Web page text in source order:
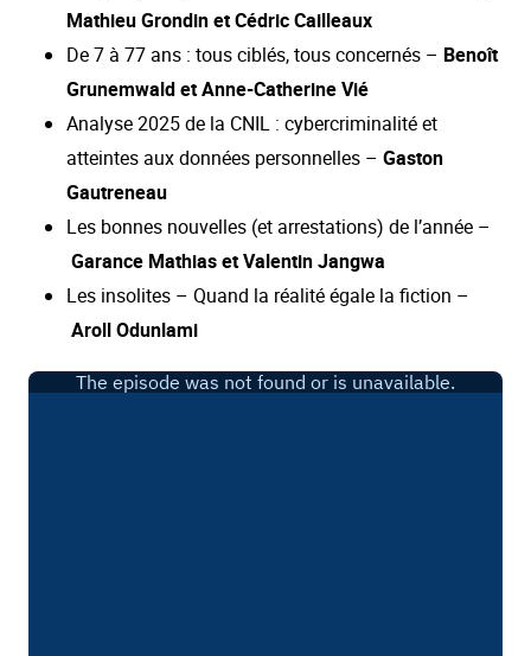
Mathieu Grondin et Cédric Cailleaux
De 7 à 77 ans : tous ciblés, tous concernés – Benoît
Grunemwald et Anne-Catherine Vié
Analyse 2025 de la CNIL : cybercriminalité et
atteintes aux données personnelles – Gaston
Gautreneau
Les bonnes nouvelles (et arrestations) de l’année –
Garance Mathias etValentin Jangwa
Les insolites – Quand la réalité égale la fiction –
Aroll Odunlami